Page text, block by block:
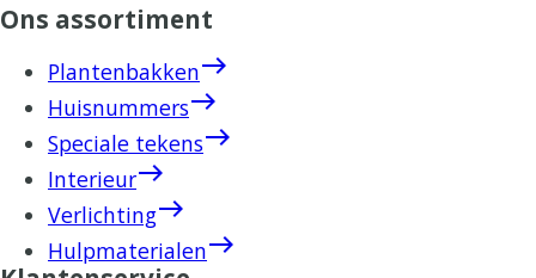
Ons assortiment
Plantenbakkeneast
Huisnummerseast
Speciale tekenseast
Interieureast
Verlichtingeast
Hulpmaterialeneast